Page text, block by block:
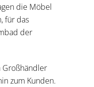
die Möbel
für das
der
Großhändler
zum Kunden.